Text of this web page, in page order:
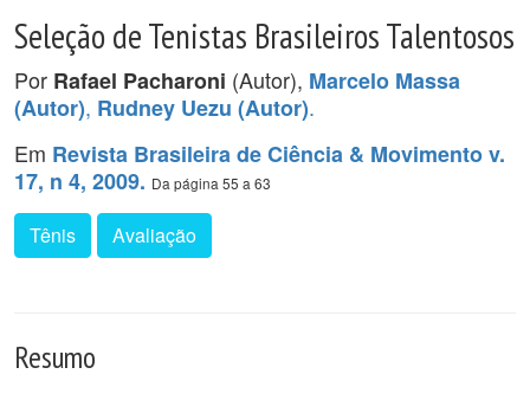
Seleção de Tenistas Brasileiros Talentosos
Por Rafael Pacharoni (Autor), Marcelo Massa
(Autor), Rudney Uezu (Autor).
Em Revista Brasileira de Ciência & Movimento v.
17, n 4, 2009. Da página 55 a 63
Tênis Avaliação
Resumo